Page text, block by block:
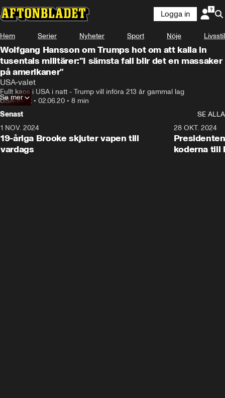
Logga in
Hem Serier Nyheter Sport Nöje Livsstil
Wolfgang Hansson om Trumps hot om att kalla in
tusentals militärer:"I sämsta fall blir det en massaker
på amerikaner"
USA-valet
Fullt kaos i USA i natt - Trump vill införa 213 år gammal lag
USA-valet • 02.06.20 • 8 min
Se mer
Senast
SE ALLA
1 NOV. 2024
19-åriga Brooke skjuter vapen till
vardags
28 OKT. 2024
koderna till